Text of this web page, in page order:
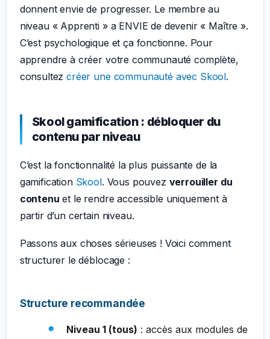
donnent envie de progresser. Le membre au
niveau « Apprenti » a ENVIE de devenir « Maître ».
C’est psychologique et ça fonctionne. Pour
apprendre à créer votre communauté complète,
consultezcréer une communauté avec Skool.
Skool gamification : débloquer du
contenu par niveau
C’est la fonctionnalité la plus puissante de la
gamification Skool. Vous pouvez verrouiller du
contenu et le rendre accessible uniquement à
partir d’un certain niveau.
Passons aux choses sérieuses ! Voici comment
structurer le déblocage :
Structure recommandée
Niveau 1 (tous) : accès aux modules de